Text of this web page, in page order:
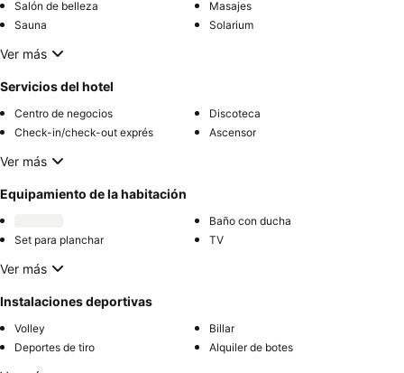
Salón de belleza
Masajes
Sauna
Solarium
Ver más
Servicios del hotel
Centro de negocios
Discoteca
Check-in/check-out exprés
Ascensor
Ver más
Equipamiento de la habitación
Baño con ducha
Set para planchar
TV
Ver más
Instalaciones deportivas
Volley
Billar
Deportes de tiro
Alquiler de botes